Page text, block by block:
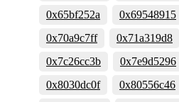
0x65bf252a
0x69548915
0x70a9c7ff
0x71a319d8
0x7c26cc3b
0x7e9d5296
0x8030dc0f
0x80556c46